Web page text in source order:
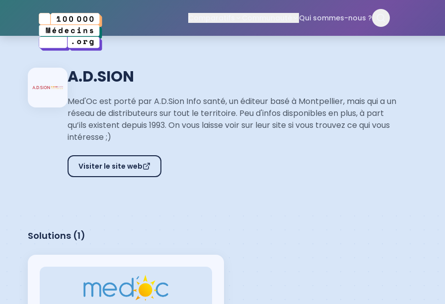
Qui sommes-nous ?
A.D.SION
Med'Oc est porté par A.D.Sion Info santé, un éditeur basé à Montpellier, mais qui a un
réseau de distributeurs sur tout le territoire. Peu d'infos disponibles en plus, à part
qu’ils existent depuis 1993. On vous laisse voir sur leur site si vous trouvez ce qui vous
intéresse ;)
Visiter le site web
Solutions (1)